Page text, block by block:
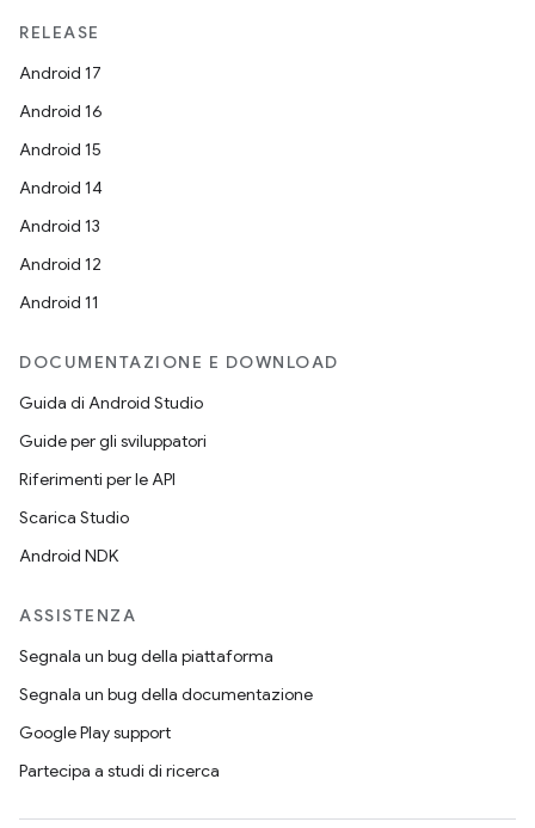
RELEASE
Android 17
Android 16
Android 15
Android 14
Android 13
Android 12
Android 11
DOCUMENTAZIONE E DOWNLOAD
Guida di Android Studio
Guide per gli sviluppatori
Riferimenti per le API
Scarica Studio
Android NDK
ASSISTENZA
Segnala un bug della piattaforma
Segnala un bug della documentazione
Google Play support
Partecipa a studi di ricerca